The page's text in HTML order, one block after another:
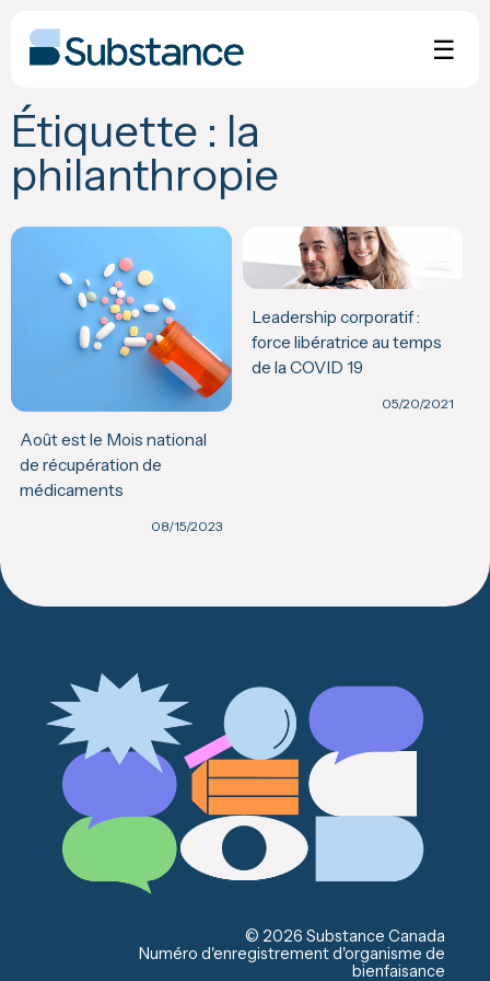
content
☰
Étiquette : la
philanthropie
Août est le Mois national
de récupération de
médicaments
08/15/2023
Leadership corporatif :
force libératrice au temps
de la COVID 19
05/20/2021
© 2026 Substance Canada
Numéro d'enregistrement d'organisme de
bienfaisance